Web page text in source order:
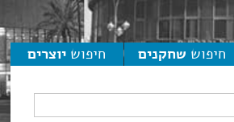
חיפוש שחקנים חיפוש יוצרים